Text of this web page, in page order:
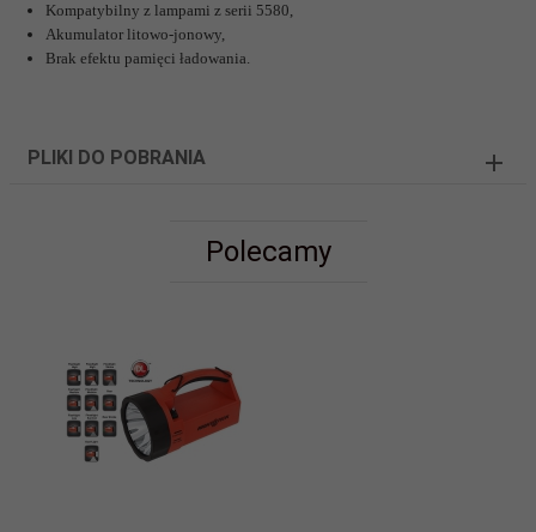
Kompatybilny z lampami z serii 5580,
Akumulator litowo-jonowy,
Brak efektu pamięci ładowania.
PLIKI DO POBRANIA
Polecamy